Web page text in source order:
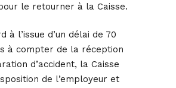
le retourner à la Caisse.
à l’issue d’un délai de 70
à compter de la réception
d’accident, la Caisse
de l’employeur et